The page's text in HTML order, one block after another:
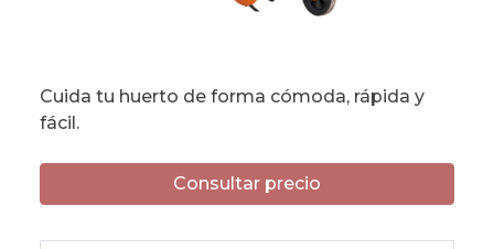
Cuida tu huerto de forma cómoda, rápida y
fácil.
Consultar precio